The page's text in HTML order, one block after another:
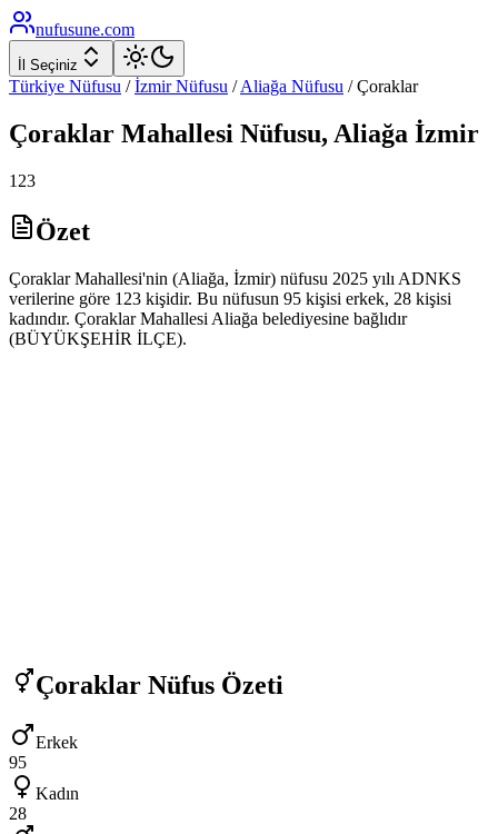
nufusune.com
İl Seçiniz
Türkiye Nüfusu / İzmirNüfusu / Aliağa Nüfusu /Çoraklar
Çoraklar Mahallesi Nüfusu, Aliağa İzmir
123
Özet
Çoraklar Mahallesi'nin (Aliağa, İzmir) nüfusu 2025 yılı ADNKS
verilerine göre 123 kişidir. Bu nüfusun 95 kişisi erkek, 28 kişisi
kadındır. Çoraklar Mahallesi Aliağa belediyesine bağlıdır
(BÜYÜKŞEHİR İLÇE).
Çoraklar Nüfus Özeti
Erkek
95
Kadın
28